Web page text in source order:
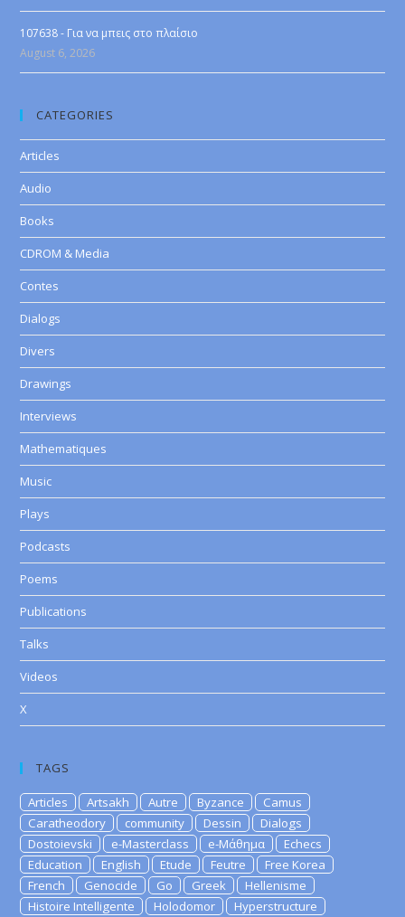
107638 - Για να μπεις στο πλαίσιο
August 6, 2026
CATEGORIES
Articles
Audio
Books
CDROM & Media
Contes
Dialogs
Divers
Drawings
Interviews
Mathematiques
Music
Plays
Podcasts
Poems
Publications
Talks
Videos
X
TAGS
Articles Artsakh Autre Byzance
Camus
Caratheodory
community Dessin
Dialogs
Dostoievski
e-Masterclass e-Μάθημα
Echecs
Education
English Etude Feutre
Free Korea
French
Genocide Go Greek
Hellenisme
Histoire Intelligente
Holodomor
Hyperstructure